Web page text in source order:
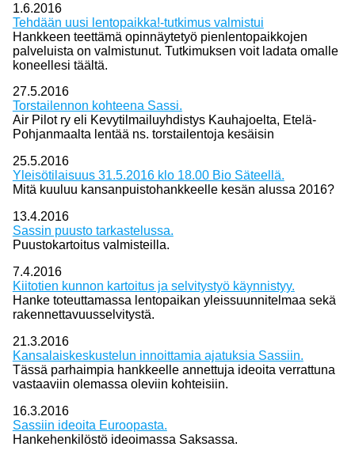
1.6.2016
Tehdään uusi lentopaikka!-tutkimus valmistui
Hankkeen teettämä opinnäytetyö pienlentopaikkojen
palveluista on valmistunut. Tutkimuksen voit ladata omalle
koneellesi täältä.
27.5.2016
Torstailennon kohteena Sassi.
Air Pilot ry eli Kevytilmailuyhdistys Kauhajoelta, Etelä-
Pohjanmaalta lentää ns. torstailentoja kesäisin
25.5.2016
Yleisötilaisuus 31.5.2016 klo 18.00 Bio Säteellä.
Mitä kuuluu kansanpuistohankkeelle kesän alussa 2016?
13.4.2016
Sassin puusto tarkastelussa.
Puustokartoitus valmisteilla.
7.4.2016
Kiitotien kunnon kartoitus ja selvitystyö käynnistyy.
Hanke toteuttamassa lentopaikan yleissuunnitelmaa sekä
rakennettavuusselvitystä.
21.3.2016
Kansalaiskeskustelun innoittamia ajatuksia Sassiin.
Tässä parhaimpia hankkeelle annettuja ideoita verrattuna
vastaaviin olemassa oleviin kohteisiin.
16.3.2016
Sassiin ideoita Euroopasta.
Hankehenkilöstö ideoimassa Saksassa.